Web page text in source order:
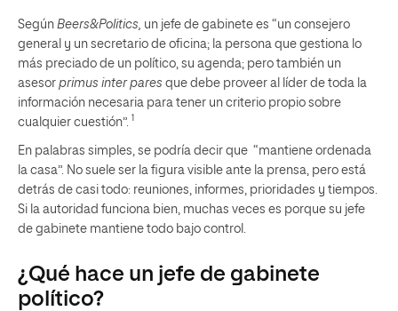
Según Beers&Politics, un jefe de gabinete es “un consejero
general y un secretario de oficina; la persona que gestiona lo
más preciado de un político, su agenda; pero también un
asesor primus inter pares que debe proveer al líder de toda la
información necesaria para tener un criterio propio sobre
cualquier cuestión”. 1
En palabras simples, se podría decir que “mantiene ordenada
la casa”. No suele ser la figura visible ante la prensa, pero está
detrás de casi todo: reuniones, informes, prioridades y tiempos.
Si la autoridad funciona bien, muchas veces es porque su jefe
de gabinete mantiene todo bajo control.
¿Qué hace un jefe de gabinete
político?